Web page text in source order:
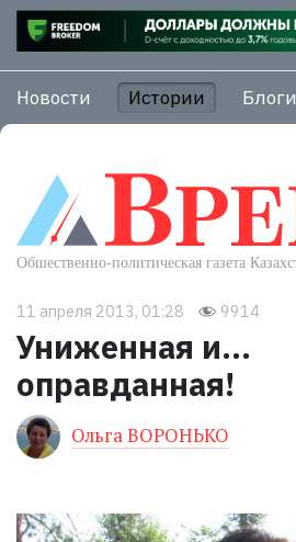
Новости Истории Блоги
11 апреля 2013, 01:28 9914
Униженная и...
оправданная!
Ольга ВОРОНЬКО